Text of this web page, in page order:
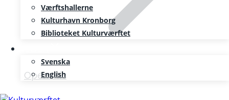
Værftshallerne
Kulturhavn Kronborg
Biblioteket Kulturværftet
Svenska
English
Open Mic